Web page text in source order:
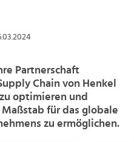
Partnerschaft
Chain von Henkel
optimieren und
für das globale
zu ermöglichen.